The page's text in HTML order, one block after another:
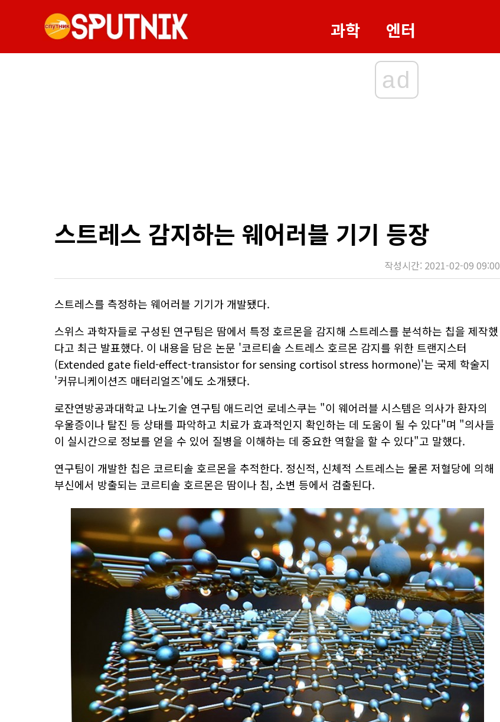
과학 엔터
ad
스트레스 감지하는 웨어러블 기기 등장
작성시간: 2021-02-09 09:00
스트레스를 측정하는 웨어러블 기기가 개발됐다.
스위스 과학자들로 구성된 연구팀은 땀에서 특정 호르몬을 감지해 스트레스를 분석하는 칩을 제작했
다고 최근 발표했다. 이 내용을 담은 논문 '코르티솔 스트레스 호르몬 감지를 위한 트랜지스터
(Extended gate field-effect-transistor for sensing cortisol stress hormone)'는 국제 학술지
'커뮤니케이션즈 매터리얼즈'에도 소개됐다.
로잔연방공과대학교 나노기술 연구팀 애드리언 로네스쿠는 "이 웨어러블 시스템은 의사가 환자의
우울증이나 탈진 등 상태를 파악하고 치료가 효과적인지 확인하는 데 도움이 될 수 있다"며 "의사들
이 실시간으로 정보를 얻을 수 있어 질병을 이해하는 데 중요한 역할을 할 수 있다"고 말했다.
연구팀이 개발한 칩은 코르티솔 호르몬을 추적한다. 정신적, 신체적 스트레스는 물론 저혈당에 의해
부신에서 방출되는 코르티솔 호르몬은 땀이나 침, 소변 등에서 검출된다.